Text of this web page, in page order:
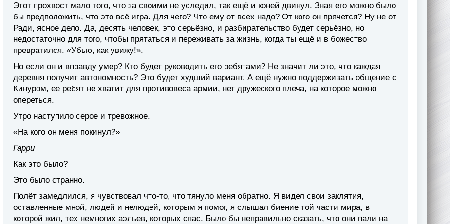
Этот прохвост мало того, что за своими не уследил, так ещё и коней двинул. Зная его можно было
бы предположить, что это всё игра. Для чего? Что ему от всех надо? От кого он прячется? Ну не от
Ради, ясное дело. Да, десять человек, это серьёзно, и разбирательство будет серьёзно, но
недостаточно для того, чтобы прятаться и переживать за жизнь, когда ты ещё и в божество
превратился. «Убью, как увижу!».
Но если он и вправду умер? Кто будет руководить его ребятами? Не значит ли это, что каждая
деревня получит автономность? Это будет худший вариант. А ещё нужно поддерживать общение с
Кинуром, её ребят не хватит для противовеса армии, нет дружеского плеча, на которое можно
опереться.
Утро наступило серое и тревожное.
«На кого он меня покинул?»
Гарри
Как это было?
Это было странно.
Полёт замедлился, я чувствовал что-то, что тянуло меня обратно. Я видел свои заклятия,
оставленные мной, людей и нелюдей, которым я помог, я слышал биение той части мира, в
которой жил, тех немногих аэльев, которых спас. Было бы неправильно сказать, что они пали на